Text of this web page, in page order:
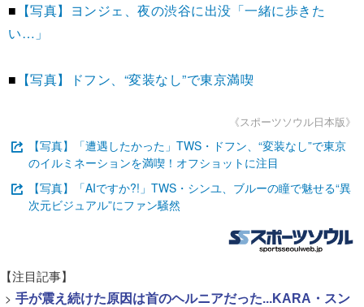
■ 【写真】ヨンジェ、夜の渋谷に出没「一緒に歩きた
い…」
■ 【写真】ドフン、“変装なし”で東京満喫
《スポーツソウル日本版》
【写真】「遭遇したかった」TWS・ドフン、“変装なし”で東京
のイルミネーションを満喫！オフショットに注目
【写真】「AIですか?!」TWS・シンユ、ブルーの瞳で魅せる“異
次元ビジュアル”にファン騒然
【注目記事】
> 手が震え続けた原因は首のヘルニアだった...KARA・スン